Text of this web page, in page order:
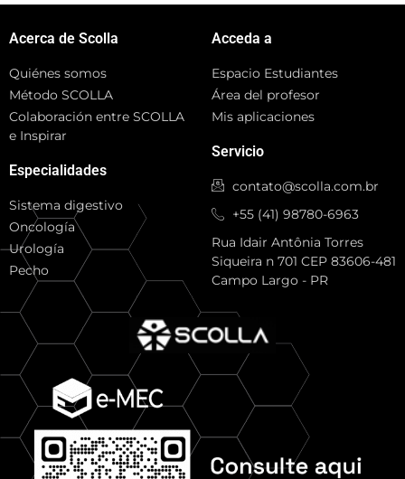
Acerca de Scolla
Quiénes somos
Método SCOLLA
Colaboración entre SCOLLA
e Inspirar
Especialidades
Sistema digestivo
Oncología
Urología
Pecho
Acceda a
Espacio Estudiantes
Área del profesor
Mis aplicaciones
Servicio
contato@scolla.com.br
+55 (41) 98780-6963
Rua Idair Antônia Torres
Siqueira n 701 CEP 83606-481
Campo Largo - PR